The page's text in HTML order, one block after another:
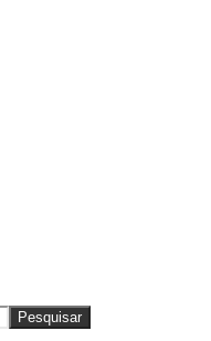
Pesquisar